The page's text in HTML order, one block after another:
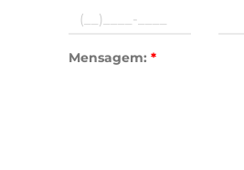
Mensagem: *